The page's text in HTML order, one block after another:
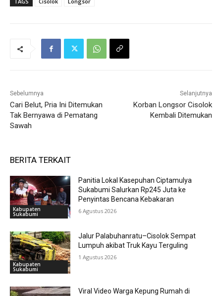
Sebelumnya
Cari Belut, Pria Ini Ditemukan
Tak Bernyawa di Pematang
Sawah
Selanjutnya
Korban Longsor Cisolok
Kembali Ditemukan
BERITA TERKAIT
Kabupaten
Sukabumi
Panitia Lokal Kasepuhan Ciptamulya
Sukabumi Salurkan Rp245 Juta ke
Penyintas Bencana Kebakaran
6 Agustus 2026
Kabupaten
Sukabumi
Jalur Palabuhanratu–Cisolok Sempat
Lumpuh akibat Truk Kayu Terguling
1 Agustus 2026
Viral Video Warga Kepung Rumah di